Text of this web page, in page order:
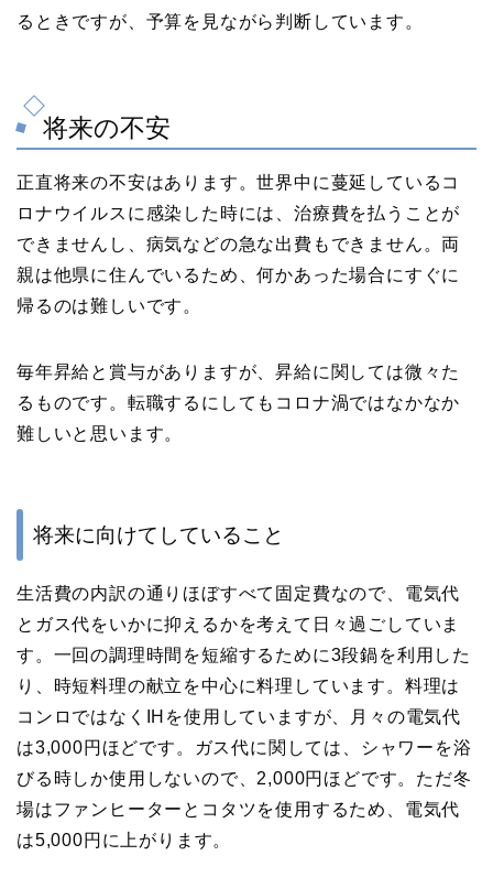
るときですが、予算を見ながら判断しています。
将来の不安
正直将来の不安はあります。世界中に蔓延しているコ
ロナウイルスに感染した時には、治療費を払うことが
できませんし、病気などの急な出費もできません。両
親は他県に住んでいるため、何かあった場合にすぐに
帰るのは難しいです。
毎年昇給と賞与がありますが、昇給に関しては微々た
るものです。転職するにしてもコロナ渦ではなかなか
難しいと思います。
将来に向けてしていること
生活費の内訳の通りほぼすべて固定費なので、電気代
とガス代をいかに抑えるかを考えて日々過ごしていま
す。一回の調理時間を短縮するために3段鍋を利用した
り、時短料理の献立を中心に料理しています。料理は
コンロではなくIHを使用していますが、月々の電気代
は3,000円ほどです。ガス代に関しては、シャワーを浴
びる時しか使用しないので、2,000円ほどです。ただ冬
場はファンヒーターとコタツを使用するため、電気代
は5,000円に上がります。